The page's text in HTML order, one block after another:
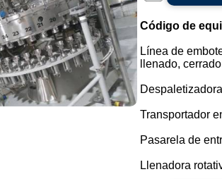
Código de
Línea de
llenado,
Transportador
Pasarela de
Llenadora